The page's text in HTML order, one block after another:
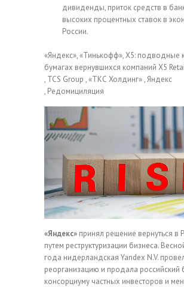
дивиденды, приток средств в
высоких процентных ставок в
России.
«Яндекс», «Тинькофф», X5: подводные
бумагах вернувшихся компаний X5
, TCS Group , «ТКС Холдинг» , Яндекс
, Редомициляция
«Яндекс» принял решение вернуться в
путем реструктуризации бизнеса.
года нидерландская Yandex N.V.
реорганизацию и продала российский
консорциуму частных инвесторов и